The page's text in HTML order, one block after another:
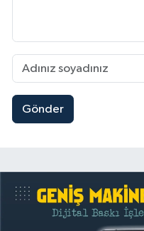
Gönder